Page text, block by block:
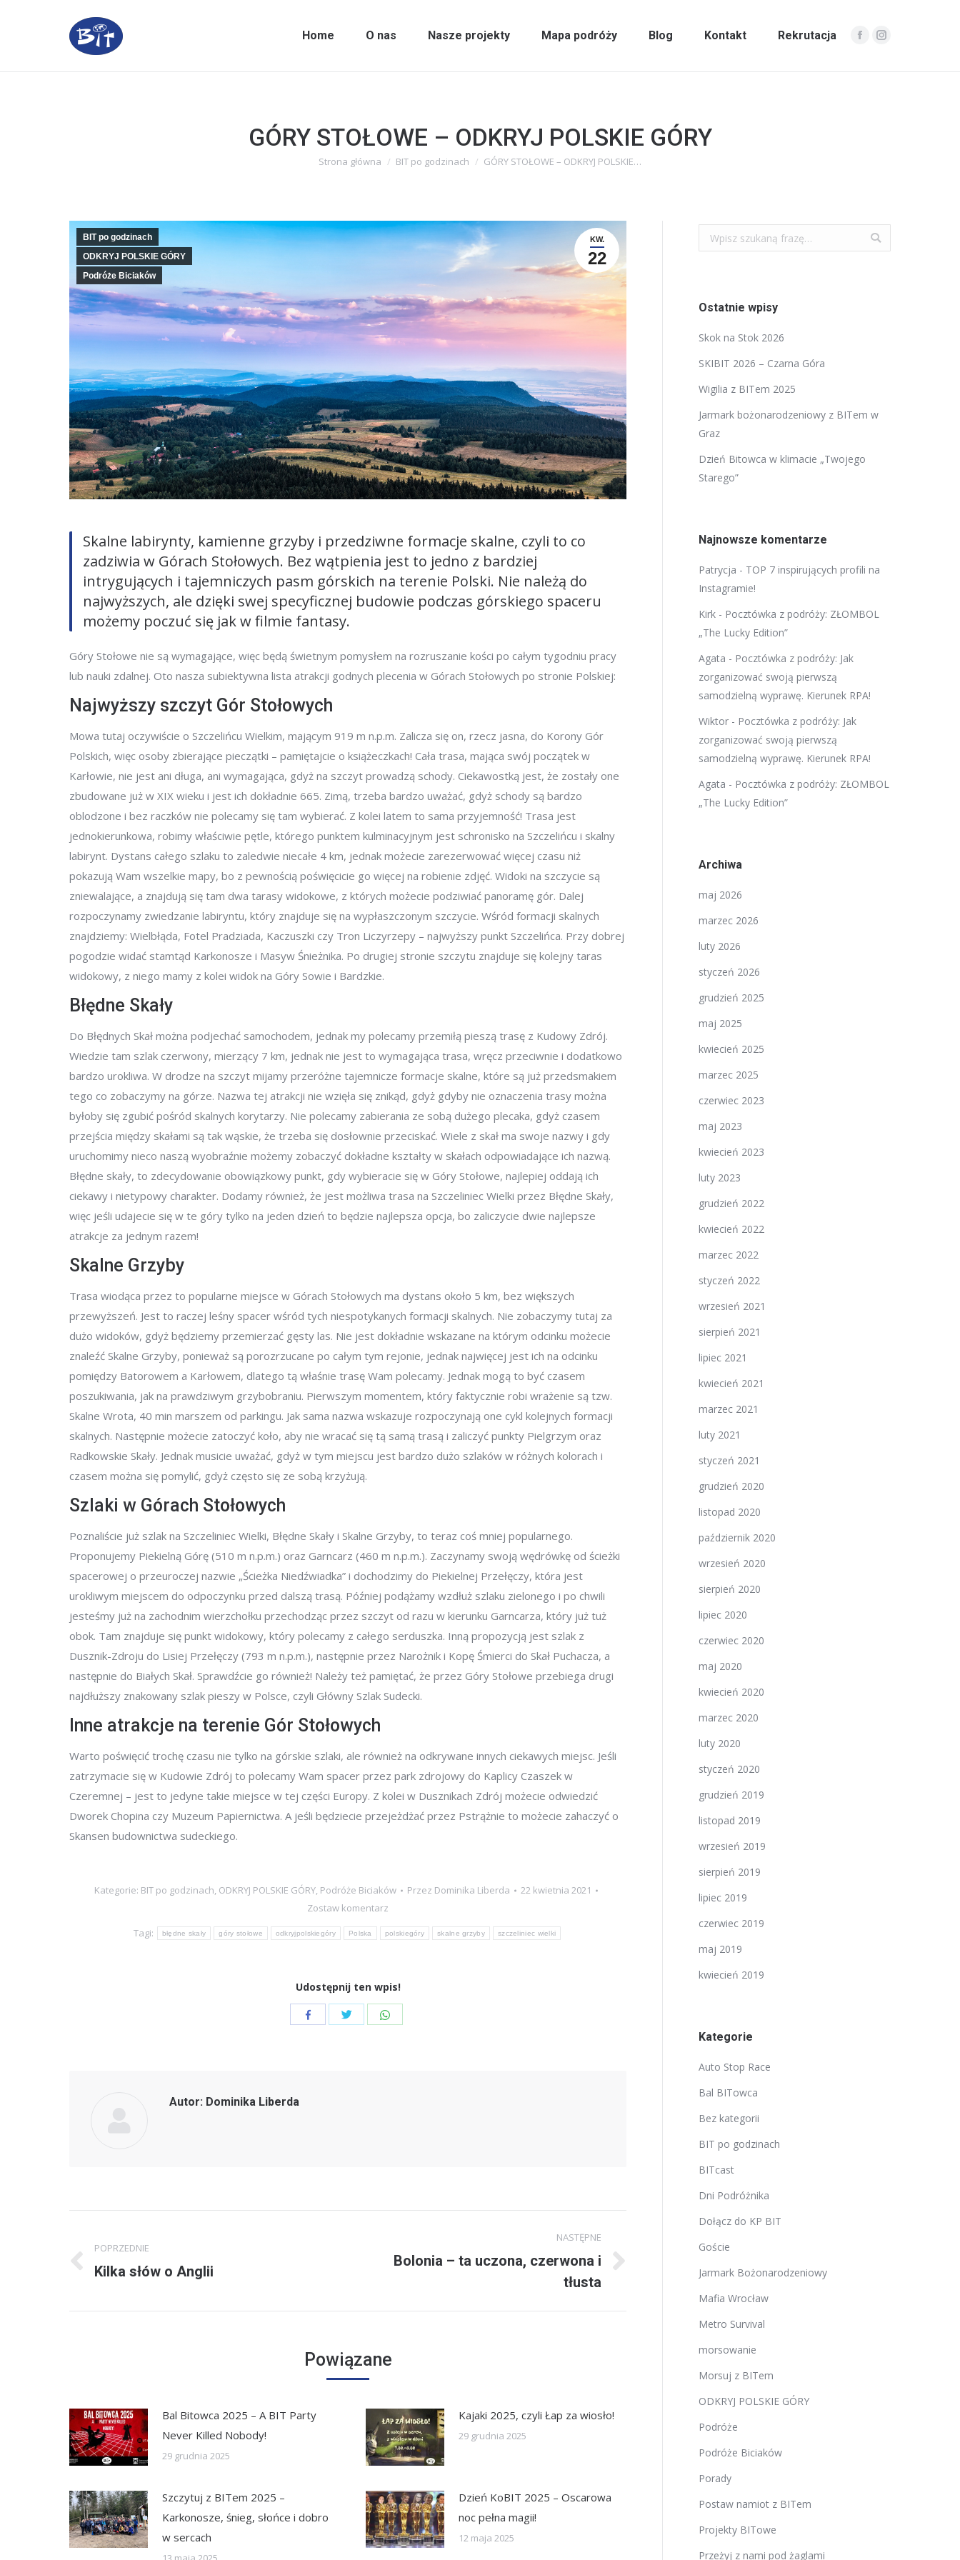
Home O nas Nasze projekty Mapa podróży Blog Kontakt Rekrutacja
FacebookInstagram
GÓRY STOŁOWE – ODKRYJ POLSKIE GÓRY
Jesteś tutaj:
Strona główna BIT po godzinach GÓRY STOŁOWE – ODKRYJ POLSKIE…
KW.
22
BIT po godzinach
ODKRYJ POLSKIE GÓRY
Podróże Biciaków
Skalne labirynty, kamienne grzyby i przedziwne formacje skalne, czyli to co
zadziwia w Górach Stołowych. Bez wątpienia jest to jedno z bardziej
intrygujących i tajemniczych pasm górskich na terenie Polski. Nie należą do
najwyższych, ale dzięki swej specyficznej budowie podczas górskiego spaceru
możemy poczuć się jak w filmie fantasy.
Góry Stołowe nie są wymagające, więc będą świetnym pomysłem na rozruszanie kości po całym tygodniu pracy
lub nauki zdalnej. Oto nasza subiektywna lista atrakcji godnych plecenia w Górach Stołowych po stronie Polskiej:
Najwyższy szczyt Gór Stołowych
Mowa tutaj oczywiście o Szczelińcu Wielkim, mającym 919 m n.p.m. Zalicza się on, rzecz jasna, do Korony Gór
Polskich, więc osoby zbierające pieczątki – pamiętajcie o książeczkach! Cała trasa, mająca swój początek w
Karłowie, nie jest ani długa, ani wymagająca, gdyż na szczyt prowadzą schody. Ciekawostką jest, że zostały one
zbudowane już w XIX wieku i jest ich dokładnie 665. Zimą, trzeba bardzo uważać, gdyż schody są bardzo
oblodzone i bez raczków nie polecamy się tam wybierać. Z kolei latem to sama przyjemność! Trasa jest
jednokierunkowa, robimy właściwie pętle, którego punktem kulminacyjnym jest schronisko na Szczelińcu i skalny
labirynt. Dystans całego szlaku to zaledwie niecałe 4 km, jednak możecie zarezerwować więcej czasu niż
pokazują Wam wszelkie mapy, bo z pewnością poświęcicie go więcej na robienie zdjęć. Widoki na szczycie są
zniewalające, a znajdują się tam dwa tarasy widokowe, z których możecie podziwiać panoramę gór. Dalej
rozpoczynamy zwiedzanie labiryntu, który znajduje się na wypłaszczonym szczycie. Wśród formacji skalnych
znajdziemy: Wielbłąda, Fotel Pradziada, Kaczuszki czy Tron Liczyrzepy – najwyższy punkt Szczelińca. Przy dobrej
pogodzie widać stamtąd Karkonosze i Masyw Śnieżnika. Po drugiej stronie szczytu znajduje się kolejny taras
widokowy, z niego mamy z kolei widok na Góry Sowie i Bardzkie.
Błędne Skały
Do Błędnych Skał można podjechać samochodem, jednak my polecamy przemiłą pieszą trasę z Kudowy Zdrój.
Wiedzie tam szlak czerwony, mierzący 7 km, jednak nie jest to wymagająca trasa, wręcz przeciwnie i dodatkowo
bardzo urokliwa. W drodze na szczyt mijamy przeróżne tajemnicze formacje skalne, które są już przedsmakiem
tego co zobaczymy na górze. Nazwa tej atrakcji nie wzięła się znikąd, gdyż gdyby nie oznaczenia trasy można
byłoby się zgubić pośród skalnych korytarzy. Nie polecamy zabierania ze sobą dużego plecaka, gdyż czasem
przejścia między skałami są tak wąskie, że trzeba się dosłownie przeciskać. Wiele z skał ma swoje nazwy i gdy
uruchomimy nieco naszą wyobraźnie możemy zobaczyć dokładne kształty w skałach odpowiadające ich nazwą.
Błędne skały, to zdecydowanie obowiązkowy punkt, gdy wybieracie się w Góry Stołowe, najlepiej oddają ich
ciekawy i nietypowy charakter. Dodamy również, że jest możliwa trasa na Szczeliniec Wielki przez Błędne Skały,
więc jeśli udajecie się w te góry tylko na jeden dzień to będzie najlepsza opcja, bo zaliczycie dwie najlepsze
atrakcje za jednym razem!
Skalne Grzyby
Trasa wiodąca przez to popularne miejsce w Górach Stołowych ma dystans około 5 km, bez większych
przewyższeń. Jest to raczej leśny spacer wśród tych niespotykanych formacji skalnych. Nie zobaczymy tutaj za
dużo widoków, gdyż będziemy przemierzać gęsty las. Nie jest dokładnie wskazane na którym odcinku możecie
znaleźć Skalne Grzyby, ponieważ są porozrzucane po całym tym rejonie, jednak najwięcej jest ich na odcinku
pomiędzy Batorowem a Karłowem, dlatego tą właśnie trasę Wam polecamy. Jednak mogą to być czasem
poszukiwania, jak na prawdziwym grzybobraniu. Pierwszym momentem, który faktycznie robi wrażenie są tzw.
Skalne Wrota, 40 min marszem od parkingu. Jak sama nazwa wskazuje rozpoczynają one cykl kolejnych formacji
skalnych. Następnie możecie zatoczyć koło, aby nie wracać się tą samą trasą i zaliczyć punkty Pielgrzym oraz
Radkowskie Skały. Jednak musicie uważać, gdyż w tym miejscu jest bardzo dużo szlaków w różnych kolorach i
czasem można się pomylić, gdyż często się ze sobą krzyżują.
Szlaki w Górach Stołowych
Poznaliście już szlak na Szczeliniec Wielki, Błędne Skały i Skalne Grzyby, to teraz coś mniej popularnego.
Proponujemy Piekielną Górę (510 m n.p.m.) oraz Garncarz (460 m n.p.m.). Zaczynamy swoją wędrówkę od ścieżki
spacerowej o przeuroczej nazwie „Ścieżka Niedźwiadka” i dochodzimy do Piekielnej Przełęczy, która jest
urokliwym miejscem do odpoczynku przed dalszą trasą. Później podążamy wzdłuż szlaku zielonego i po chwili
jesteśmy już na zachodnim wierzchołku przechodząc przez szczyt od razu w kierunku Garncarza, który już tuż
obok. Tam znajduje się punkt widokowy, który polecamy z całego serduszka. Inną propozycją jest szlak z
Dusznik-Zdroju do Lisiej Przełęczy (793 m n.p.m.), następnie przez Narożnik i Kopę Śmierci do Skał Puchacza, a
następnie do Białych Skał. Sprawdźcie go również! Należy też pamiętać, że przez Góry Stołowe przebiega drugi
najdłuższy znakowany szlak pieszy w Polsce, czyli Główny Szlak Sudecki.
Inne atrakcje na terenie Gór Stołowych
Warto poświęcić trochę czasu nie tylko na górskie szlaki, ale również na odkrywane innych ciekawych miejsc. Jeśli
zatrzymacie się w Kudowie Zdrój to polecamy Wam spacer przez park zdrojowy do Kaplicy Czaszek w
Czeremnej – jest to jedyne takie miejsce w tej części Europy. Z kolei w Dusznikach Zdrój możecie odwiedzić
Dworek Chopina czy Muzeum Papiernictwa. A jeśli będziecie przejeżdżać przez Pstrążnie to możecie zahaczyć o
Skansen budownictwa sudeckiego.
Kategorie: BIT po godzinach, ODKRYJ POLSKIE GÓRY, Podróże Biciaków Przez Dominika Liberda
22 kwietnia 2021
Zostaw komentarz
Tagi:
błędne skały góry stołowe odkryjpolskiegóry Polska polskiegóry skalne grzyby szczeliniec wielki
Udostępnij ten wpis!
UdostępnijUdostępnij
Autor: Dominika Liberda
wpisów
POPRZEDNIE
Poprzedni
Kilka słów o Anglii
NASTĘPNE
Następny
Bolonia – ta uczona, czerwona i
tłusta
Powiązane
Bal Bitowca 2025 – A BIT Party
Never Killed Nobody!
29 grudnia 2025
Kajaki 2025, czyli Łap za wiosło!
29 grudnia 2025
Szczytuj z BITem 2025 –
Karkonosze, śnieg, słońce i dobro
w sercach
Dzień KoBIT 2025 – Oscarowa
noc pełna magii!
12 maja 2025
Szukaj:
Ostatnie wpisy
Skok na Stok 2026
SKIBIT 2026 – Czarna Góra
Wigilia z BITem 2025
Jarmark bożonarodzeniowy z BITem w
Graz
Dzień Bitowca w klimacie „Twojego
Starego”
Najnowsze komentarze
Patrycja - TOP 7 inspirujących profili na
Instagramie!
Kirk - Pocztówka z podróży: ZŁOMBOL
„The Lucky Edition”
Agata - Pocztówka z podróży: Jak
zorganizować swoją pierwszą
samodzielną wyprawę. Kierunek RPA!
Wiktor - Pocztówka z podróży: Jak
zorganizować swoją pierwszą
samodzielną wyprawę. Kierunek RPA!
Agata - Pocztówka z podróży: ZŁOMBOL
„The Lucky Edition”
Archiwa
maj 2026
marzec 2026
luty 2026
styczeń 2026
grudzień 2025
maj 2025
kwiecień 2025
marzec 2025
czerwiec 2023
maj 2023
kwiecień 2023
luty 2023
grudzień 2022
kwiecień 2022
marzec 2022
styczeń 2022
wrzesień 2021
sierpień 2021
lipiec 2021
kwiecień 2021
marzec 2021
luty 2021
styczeń 2021
grudzień 2020
listopad 2020
październik 2020
wrzesień 2020
sierpień 2020
lipiec 2020
czerwiec 2020
maj 2020
kwiecień 2020
marzec 2020
luty 2020
styczeń 2020
grudzień 2019
listopad 2019
wrzesień 2019
sierpień 2019
lipiec 2019
czerwiec 2019
maj 2019
kwiecień 2019
Kategorie
Auto Stop Race
Bal BITowca
Bez kategorii
BIT po godzinach
BITcast
Dni Podróżnika
Dołącz do KP BIT
Goście
Jarmark Bożonarodzeniowy
Mafia Wrocław
Metro Survival
morsowanie
Morsuj z BITem
ODKRYJ POLSKIE GÓRY
Podróże
Podróże Biciaków
Porady
Postaw namiot z BITem
Projekty BITowe
Przeżyj z nami pod żaglami